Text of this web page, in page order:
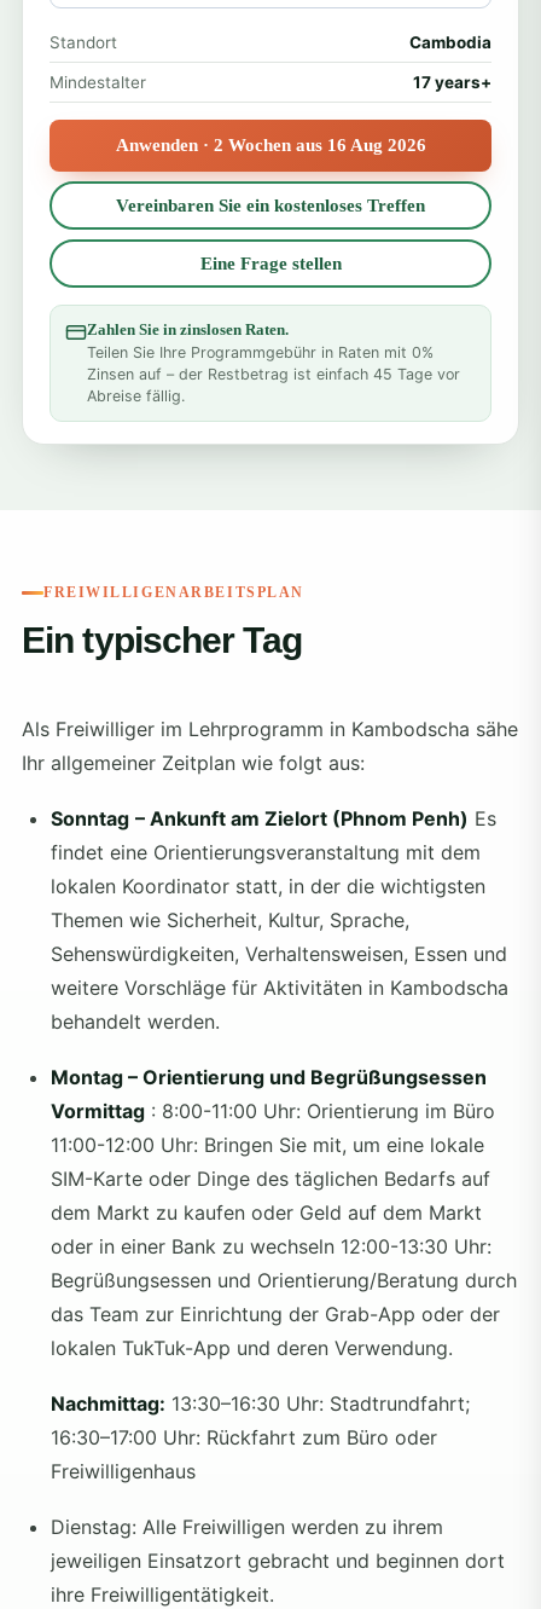
Standort Cambodia
Mindestalter 17 years+
Anwenden · 2 Wochen aus 16 Aug 2026
Vereinbaren Sie ein kostenloses Treffen
Eine Frage stellen
Zahlen Sie in zinslosen Raten.
Teilen Sie Ihre Programmgebühr in Raten mit 0%
Zinsen auf – der Restbetrag ist einfach 45 Tage vor
Abreise fällig.
FREIWILLIGENARBEITSPLAN
Ein typischer Tag
Als Freiwilliger im Lehrprogramm in Kambodscha sähe
Ihr allgemeiner Zeitplan wie folgt aus:
Sonntag – Ankunft am Zielort (Phnom Penh) Es
findet eine Orientierungsveranstaltung mit dem
lokalen Koordinator statt, in der die wichtigsten
Themen wie Sicherheit, Kultur, Sprache,
Sehenswürdigkeiten, Verhaltensweisen, Essen und
weitere Vorschläge für Aktivitäten in Kambodscha
behandelt werden.
Montag – Orientierung und Begrüßungsessen
Vormittag : 8:00-11:00 Uhr: Orientierung im Büro
11:00-12:00 Uhr: Bringen Sie mit, um eine lokale
SIM-Karte oder Dinge des täglichen Bedarfs auf
dem Markt zu kaufen oder Geld auf dem Markt
oder in einer Bank zu wechseln 12:00-13:30 Uhr:
Begrüßungsessen und Orientierung/Beratung durch
das Team zur Einrichtung der Grab-App oder der
lokalen TukTuk-App und deren Verwendung.
Nachmittag: 13:30–16:30 Uhr: Stadtrundfahrt;
16:30–17:00 Uhr: Rückfahrt zum Büro oder
Freiwilligenhaus
Dienstag: Alle Freiwilligen werden zu ihrem
jeweiligen Einsatzort gebracht und beginnen dort
ihre Freiwilligentätigkeit.